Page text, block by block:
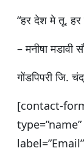
“हर देश मे तू,
– मनीषा मडावी
गोंडपिपरी जि.
[contact-